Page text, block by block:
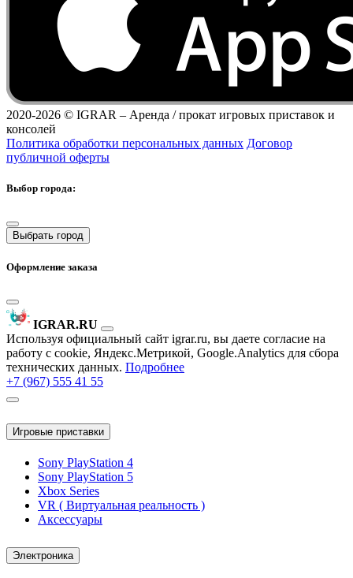
2020-2026 © IGRAR – Аренда / прокат игровых приставок и
консолей
Политика обработки персональных данных Договор
публичной оферты
Выбор города:
Выбрать город
Оформление заказа
IGRAR.RU
Используя официальный сайт igrar.ru, вы даете согласие на
работу с cookie, Яндекс.Метрикой, Google.Analytics для сбора
технических данных. Подробнее
+7 (967) 555 41 55
Игровые приставки
Sony PlayStation 4
Sony PlayStation 5
Xbox Series
VR ( Виртуальная реальность )
Аксессуары
Электроника